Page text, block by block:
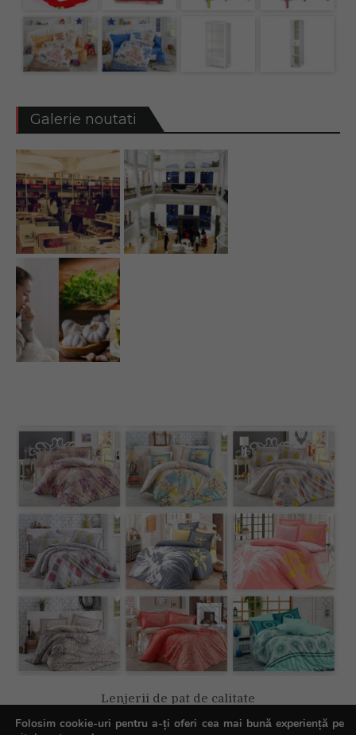
Galerie noutati
Lenjerii de pat de calitate
Folosim cookie-uri pentru a-ți oferi cea mai bună experiență pe